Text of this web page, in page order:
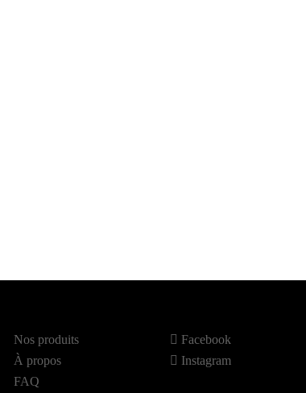
Nos produits
À propos
FAQ
Facebook
Instagram